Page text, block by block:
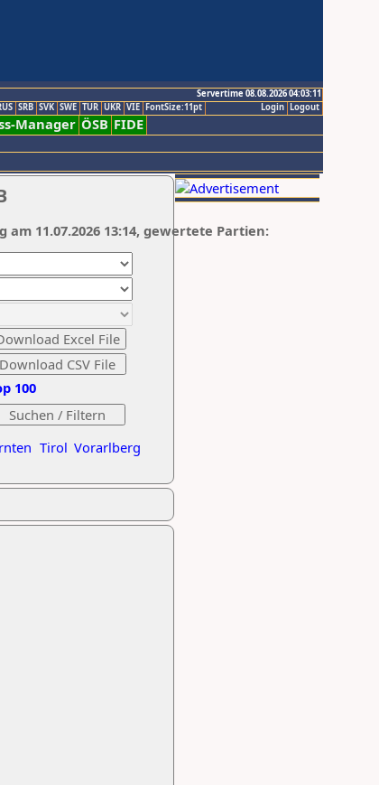
Servertime 08.08.2026 04:03:11
Logout
Login
SRB SVK SWE TUR UKR VIE FontSize:11pt
Manager ÖSB FIDE
Tirol Vorarlberg
100
am 11.07.2026 13:14, gewertete Partien: